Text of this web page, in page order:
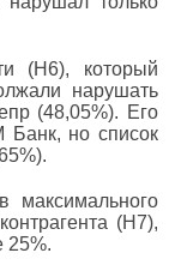
(Н6), который
нарушать
(48,05%). Его
Банк, но список
максимального
(Н7),
25%.